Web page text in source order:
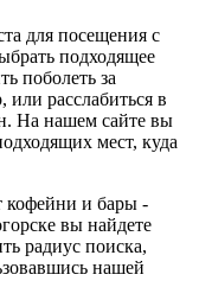
для посещения с
подходящее
поболеть за
расслабиться в
На нашем сайте вы
мест, куда
кофейни и бары -
вы найдете
радиус поиска,
нашей